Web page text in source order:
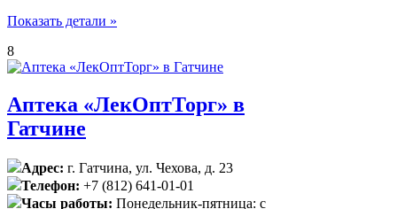
Показать детали »
8
Аптека «ЛекОптТорг» в
Гатчине
Адрес: г. Гатчина, ул. Чехова, д. 23
Телефон: +7 (812) 641-01-01
Часы работы: Понедельник-пятница: с